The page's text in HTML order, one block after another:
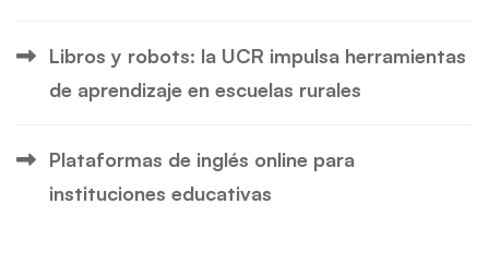
Libros y robots: la UCR impulsa herramientas
de aprendizaje en escuelas rurales
Plataformas de inglés online para
instituciones educativas